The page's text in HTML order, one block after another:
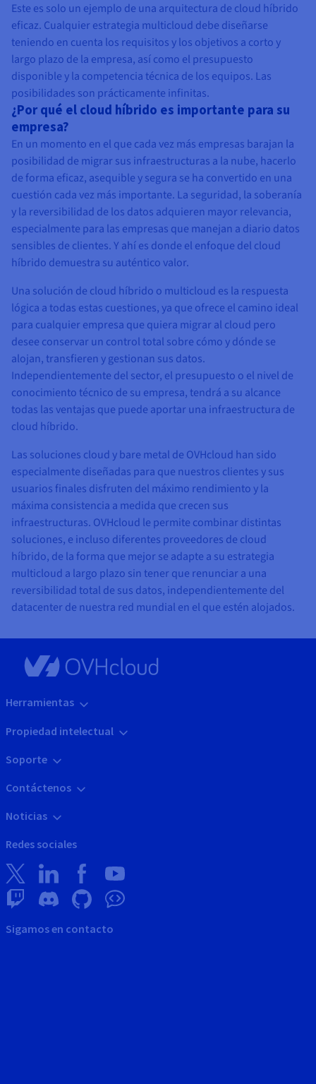
Este es solo un ejemplo de una arquitectura de cloud híbrido
eficaz. Cualquier estrategia multicloud debe diseñarse
teniendo en cuenta los requisitos y los objetivos a corto y
largo plazo de la empresa, así como el presupuesto
disponible y la competencia técnica de los equipos. Las
posibilidades son prácticamente infinitas.
¿Por qué el cloud híbrido es importante para su
empresa?
En un momento en el que cada vez más empresas barajan la
posibilidad de migrar sus infraestructuras a la nube, hacerlo
de forma eficaz, asequible y segura se ha convertido en una
cuestión cada vez más importante. La seguridad, la soberanía
y la reversibilidad de los datos adquieren mayor relevancia,
especialmente para las empresas que manejan a diario datos
sensibles de clientes. Y ahí es donde el enfoque del cloud
híbrido demuestra su auténtico valor.
Una solución de cloud híbrido o multicloud es la respuesta
lógica a todas estas cuestiones, ya que ofrece el camino ideal
para cualquier empresa que quiera migrar al cloud pero
desee conservar un control total sobre cómo y dónde se
alojan, transfieren y gestionan sus datos.
Independientemente del sector, el presupuesto o el nivel de
conocimiento técnico de su empresa, tendrá a su alcance
todas las ventajas que puede aportar una infraestructura de
cloud híbrido.
Las soluciones cloud y bare metal de OVHcloud han sido
especialmente diseñadas para que nuestros clientes y sus
usuarios finales disfruten del máximo rendimiento y la
máxima consistencia a medida que crecen sus
infraestructuras. OVHcloud le permite combinar distintas
soluciones, e incluso diferentes proveedores de cloud
híbrido, de la forma que mejor se adapte a su estrategia
multicloud a largo plazo sin tener que renunciar a una
reversibilidad total de sus datos, independientemente del
datacenter de nuestra red mundial en el que estén alojados.
Herramientas
Propiedad intelectual
Soporte
Contáctenos
Noticias
Redes sociales
Sigamos en contacto